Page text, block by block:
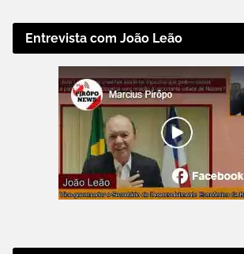
Entrevista com João Leão